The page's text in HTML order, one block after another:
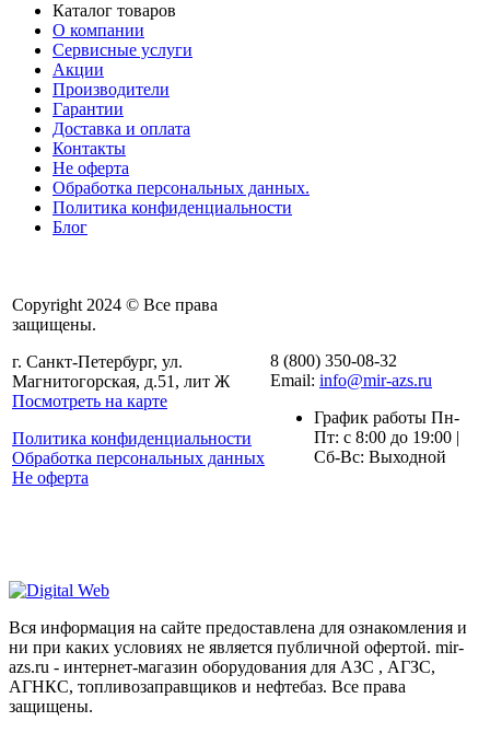
Каталог товаров
О компании
Сервисные услуги
Акции
Производители
Гарантии
Доставка и оплата
Контакты
Не оферта
Обработка персональных данных.
Политика конфиденциальности
Блог
Copyright 2024 © Все права
защищены.
г. Санкт-Петербург, ул.
Магнитогорская, д.51, лит Ж
Посмотреть на карте
Политика конфиденциальности
Обработка персональных данных
Не оферта
8 (800) 350-08-32
Email: info@mir-azs.ru
График работы Пн-
Пт: с 8:00 до 19:00 |
Сб-Вс: Выходной
Вся информация на сайте предоставлена для ознакомления и
ни при каких условиях не является публичной офертой. mir-
azs.ru - интернет-магазин оборудования для АЗС , АГЗС,
АГНКС, топливозаправщиков и нефтебаз. Все права
защищены.